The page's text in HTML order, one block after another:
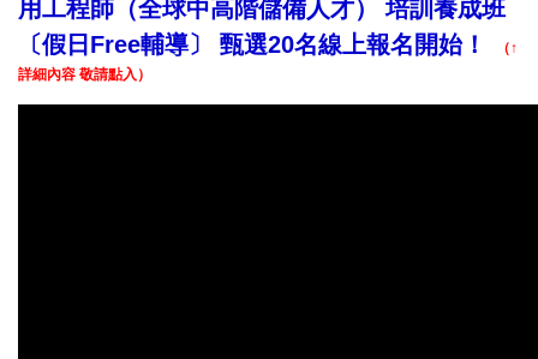
用工程師（全球中高階儲備人才） 培訓養成班
〔假日Free輔導〕 甄選20名線上報名開始！
（↑
詳細內容 敬請點入）